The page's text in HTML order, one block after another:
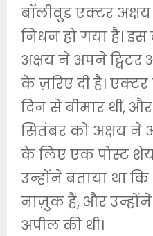
बॉलीवुड एक्टर
निधन हो गया है।
अक्षय ने अपने ट्विटर
के ज़रिए दी है।
दिन से बीमार थीं,
सितंबर को अक्षय ने
के लिए एक पोस्ट
उन्होंने बताया था
नाज़ुक हैं, और
अपील की थी।